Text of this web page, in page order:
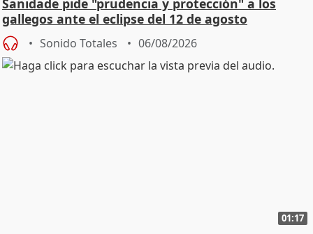
Sanidade pide "prudencia y protección" a los
gallegos ante el eclipse del 12 de agosto
Sonido Totales 06/08/2026
01:17